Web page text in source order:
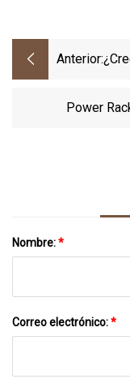
Anterior:
Power
Nombre:*
Correo electrónico:*